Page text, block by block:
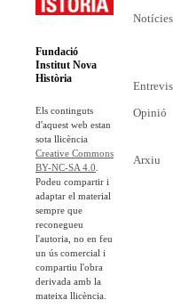
Fundació
Institut Nova
Història
Els continguts
d'aquest web estan
sota llicència
Creative Commons
BY-NC-SA 4.0
Podeu compartir i
adaptar el material
sempre que
reconegueu
l'autoria, no en feu
un ús comercial i
compartiu l'obra
derivada amb la
mateixa llicència.
Notícies
Opinió
Arxiu